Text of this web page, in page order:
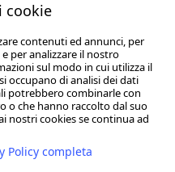
Streaming
cookie
contenuti ed annunci, per
per analizzare il nostro
sul modo in cui utilizza il
occupano di analisi dei dati
potrebbero combinarle con
o che hanno raccolto dal suo
nostri cookies se continua ad
Policy completa